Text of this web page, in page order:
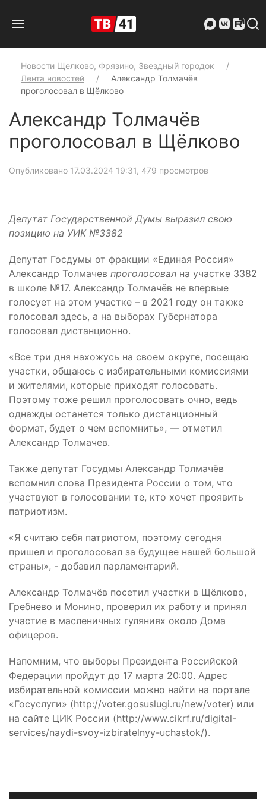
Новости Щелково, Фрязино, Звездный городок
Лента новостей
Александр Толмачёв
проголосовал в Щёлково
Александр Толмачёв
проголосовал в Щёлково
Опубликовано 17.03.2024 19:31, 479 просмотров
Депутат Государственной Думы выразил свою
позицию на УИК №3382
Депутат Госдумы от фракции «Единая Россия»
Александр Толмачев проголосовал на участке 3382
в школе №17. Александр Толмачёв не впервые
голосует на этом участке – в 2021 году он также
голосовал здесь, а на выборах Губернатора
голосовал дистанционно.
«Все три дня нахожусь на своем округе, посещаю
участки, общаюсь с избирательными комиссиями
и жителями, которые приходят голосовать.
Поэтому тоже решил проголосовать очно, ведь
однажды останется только дистанционный
формат, будет о чем вспомнить», — отметил
Александр Толмачев.
Также депутат Госудмы Александр Толмачёв
вспомнил слова Президента России о том, что
участвуют в голосовании те, кто хочет проявить
патриотизм.
«Я считаю себя патриотом, поэтому сегодня
пришел и проголосовал за будущее нашей большой
страны», ­- добавил парламентарий.
Александр Толмачёв посетил участки в Щёлково,
Гребнево и Монино, проверил их работу и принял
участие в масленичных гуляниях около Дома
офицеров.
Напомним, что выборы Президента Российской
Федерации пройдут до 17 марта 20:00. Адрес
избирательной комиссии можно найти на портале
«Госуслуги» (http://voter.gosuslugi.ru/new/voter) или
на сайте ЦИК России (http://www.cikrf.ru/digital-
services/naydi-svoy-izbiratelnyy-uchastok/).